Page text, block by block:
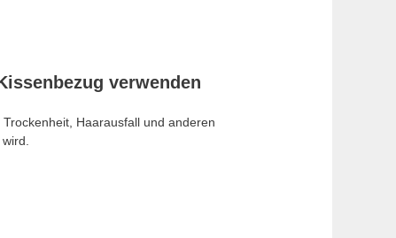
verwenden
Haarausfall und anderen